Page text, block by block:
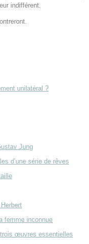
indifférent.
unilatéral ?
Jung
d’une série de rêves
femme inconnue
trois œuvres essentielles